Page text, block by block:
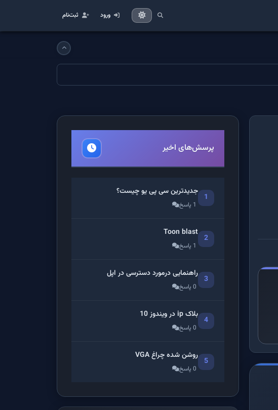
ورود ثبت‌نام
پرسش‌های اخیر
1
جدیدترین سی پی یو چیست؟
1 پاسخ
2
Toon blast
1 پاسخ
3
راهنمایی درمورد دسترسی در اپل
0 پاسخ
4
بلاک ip در ویندوز 10
0 پاسخ
5
روشن شده چراغ VGA
0 پاسخ